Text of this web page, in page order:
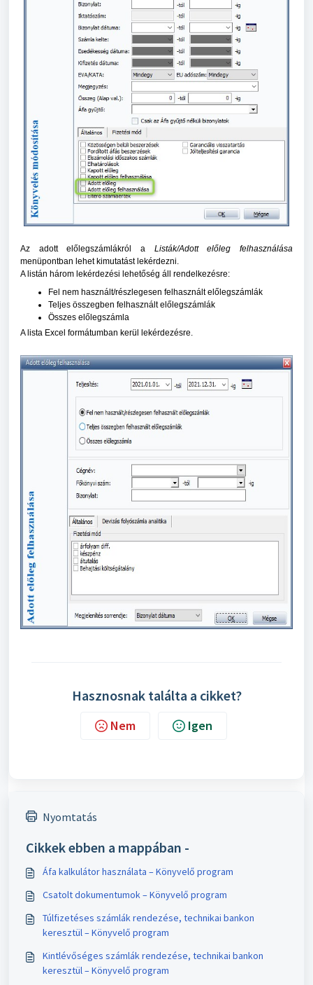
Az adott előlegszámlákról a Listák/Adott előleg felhasználása
menüpontban lehet kimutatást lekérdezni.
A listán három lekérdezési lehetőség áll rendelkezésre:
Fel nem használt/részlegesen felhasznált előlegszámlák
Teljes összegben felhasznált előlegszámlák
Összes előlegszámla
A lista Excel formátumban kerül lekérdezésre.
Hasznosnak találta a cikket?
Nem Igen
Nyomtatás
Cikkek ebben a mappában -
Áfa kalkulátor használata – Könyvelő program
Csatolt dokumentumok – Könyvelő program
Túlfizetéses számlák rendezése, technikai bankon
keresztül – Könyvelő program
Kintlévőséges számlák rendezése, technikai bankon
keresztül – Könyvelő program